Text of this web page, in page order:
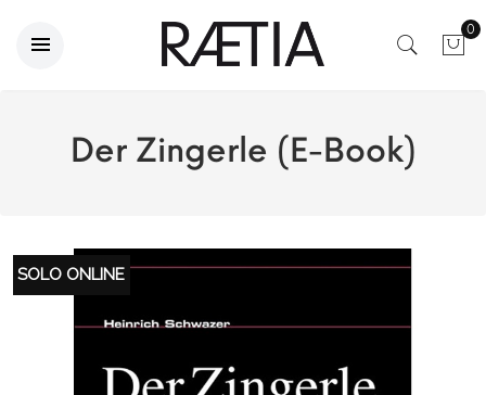
0
Der Zingerle (E-Book)
SOLO ONLINE